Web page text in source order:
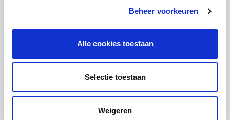
Beheer voorkeuren
Alle cookies toestaan
Selectie toestaan
Weigeren
oplossingen die direct resultaat opleveren:
situatie en verbeterpunten.
Een detailplan van aanpak om te komen tot
compliance aan BIO 2 én de NIS 2.0.
beveiligingsmaatregelen, afgestemd op uw